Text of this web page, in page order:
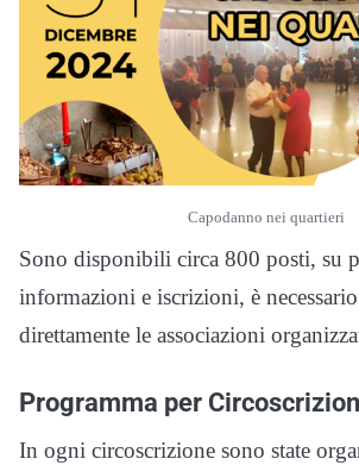
Capodanno nei quartieri
Sono disponibili circa 800 posti, su
informazioni e iscrizioni, è
direttamente le associazioni
Programma per
In ogni circoscrizione sono state